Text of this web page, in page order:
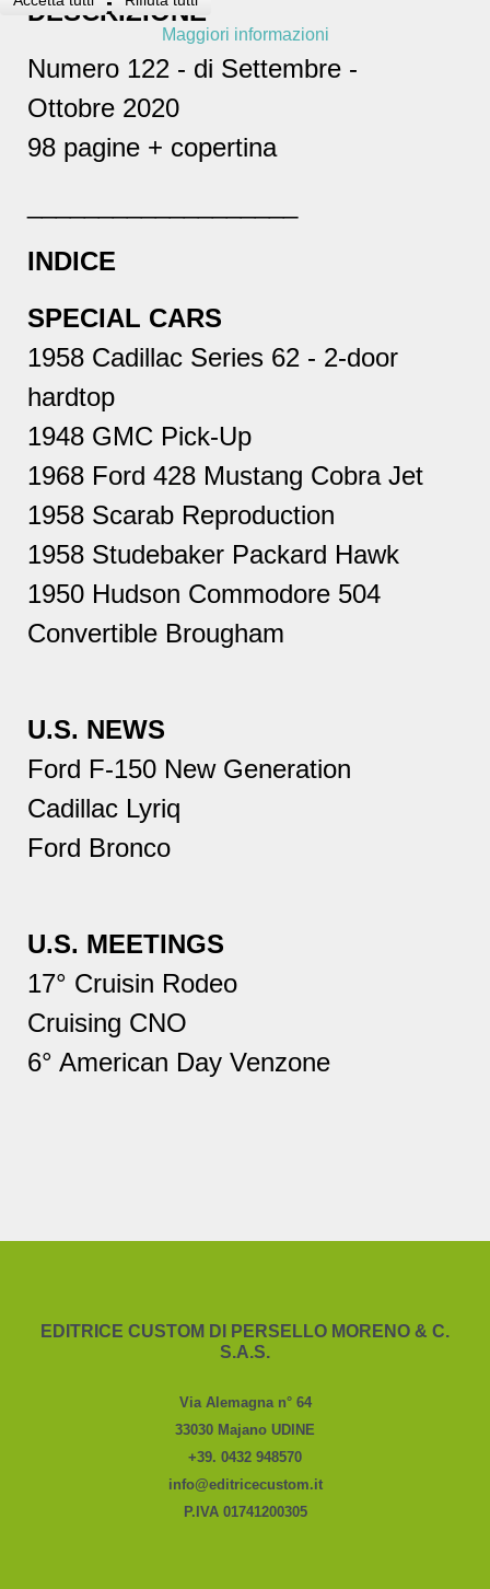
DESCRIZIONE
Numero 122 - di Settembre -
Ottobre 2020
98 pagine + copertina
INDICE
SPECIAL CARS
1958 Cadillac Series 62 - 2-door
hardtop
1948 GMC Pick-Up
1968 Ford 428 Mustang Cobra Jet
1958 Scarab Reproduction
1958 Studebaker Packard Hawk
1950 Hudson Commodore 504
Convertible Brougham
U.S. NEWS
Ford F-150 New Generation
Cadillac Lyriq
Ford Bronco
U.S. MEETINGS
17° Cruisin Rodeo
Cruising CNO
6° American Day Venzone
EDITRICE CUSTOM DI PERSELLO MORENO & C.
S.A.S.
Via Alemagna n° 64
33030 Majano UDINE
+39. 0432 948570
info@editricecustom.it
P.IVA 01741200305
Maggiori informazioni